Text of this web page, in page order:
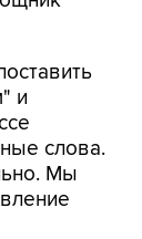
и
слова.
Мы